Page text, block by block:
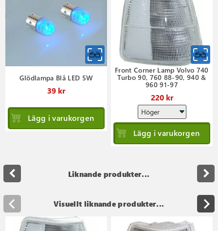
Glödlampa Blå LED 5W
39 kr
Lägg i varukorgen
Front Corner Lamp Volvo 740
Turbo 90, 760 88-90, 940 &
960 91-97
220 kr
Lägg i varukorgen
Liknande produkter...
navigate_before navigate_next
Visuellt liknande produkter...